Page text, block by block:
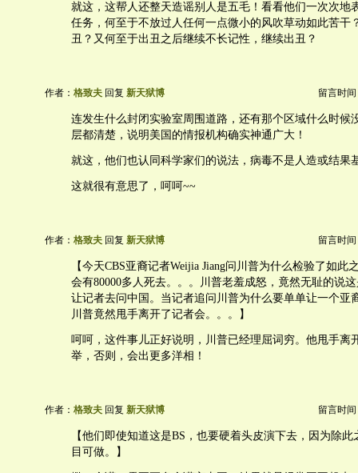
就这，这帮人还整天造谣别人是五毛！看看他们一次次地
任务，何至于不放过人任何一点微小的风吹草动如此苦干
丑？又何至于出丑之后继续不长记性，继续出丑？
作者： 格致夫 回复 新天狱博 留言时间
连发生什么封闭实验室周围道路，还有那个区域什么时候
层都清楚，说明美国的情报机构确实神通广大！
就这，他们也认同科学家们的说法，病毒不是人造或结果
这就很有意思了，呵呵~~
作者： 格致夫 回复 新天狱博 留言时间
【今天CBS亚裔记者Weijia Jiang问川普为什么检验了如此
会有80000多人死去。。。川普老羞成怒，竟然无耻的说
让记者去问中国。当记者追问川普为什么要单单让一个亚
川普竟然甩手离开了记者会。。。】
呵呵，这件事儿正好说明，川普已经理屈词穷。他甩手离
举，否则，会出更多洋相！
作者： 格致夫 回复 新天狱博 留言时间
【他们即使知道这是BS，也要硬着头皮演下去，因为除
目可做。】